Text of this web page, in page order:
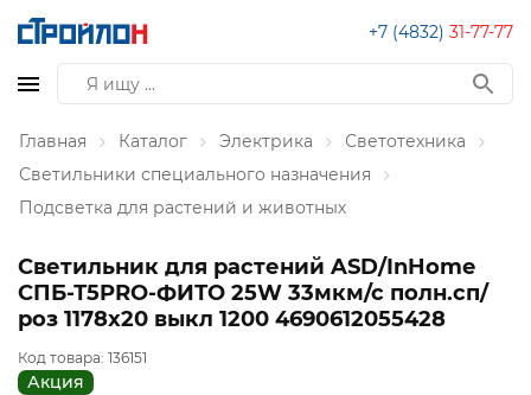
+7 (4832) 31-77-77
Главная Каталог Электрика
Светотехника
Светильники специального назначения
Подсветка для растений и животных
Светильник для растений ASD/InHome
СПБ-Т5PRO-ФИТО 25W 33мкм/с полн.сп/
роз 1178x20 выкл 1200 4690612055428
Код товара: 136151
Акция